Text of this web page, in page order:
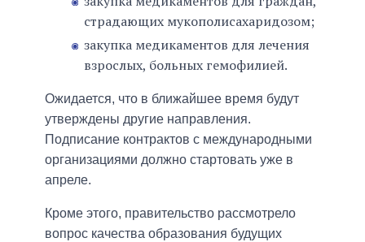
страдающих мукополисахаридозом;
закупка медикаментов для лечения
взрослых, больных гемофилией.
Ожидается, что в ближайшее время будут
утверждены другие направления.
Подписание контрактов с международными
организациями должно стартовать уже в
апреле.
Кроме этого, правительство рассмотрело
вопрос качества образования будущих